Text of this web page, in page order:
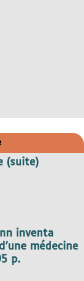
(suite)
inventa
médecine
p.